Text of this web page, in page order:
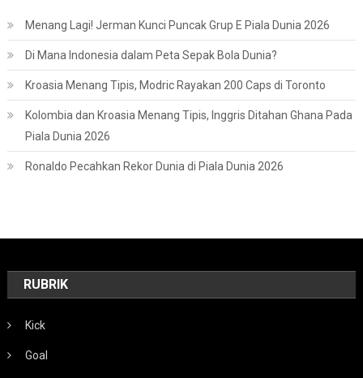
Menang Lagi! Jerman Kunci Puncak Grup E Piala Dunia 2026
Di Mana Indonesia dalam Peta Sepak Bola Dunia?
Kroasia Menang Tipis, Modric Rayakan 200 Caps di Toronto
Kolombia dan Kroasia Menang Tipis, Inggris Ditahan Ghana Pada
Piala Dunia 2026
Ronaldo Pecahkan Rekor Dunia di Piala Dunia 2026
RUBRIK
Kick
Goal